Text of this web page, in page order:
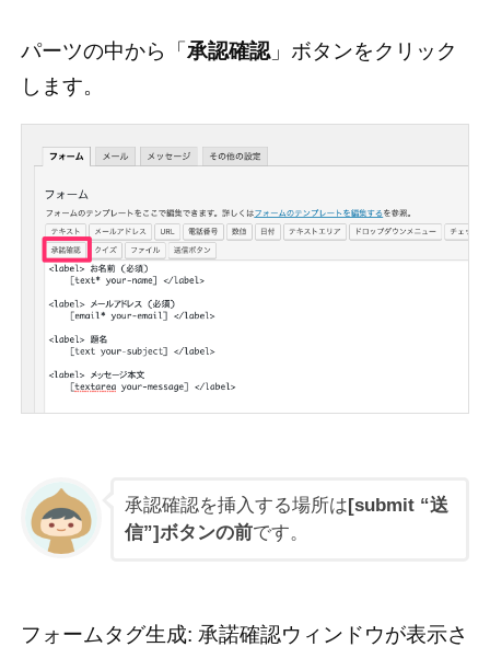
パーツの中から「承認確認」ボタンをクリック
します。
承認確認を挿入する場所は [submit “送
信”]ボタンの前です。
フォームタグ生成: 承諾確認ウィンドウが表示さ